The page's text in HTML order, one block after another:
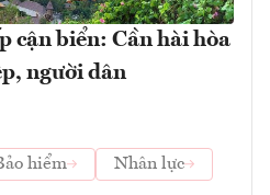
cận biển: Cần hài hòa
người dân
hiểm
Nhân lực